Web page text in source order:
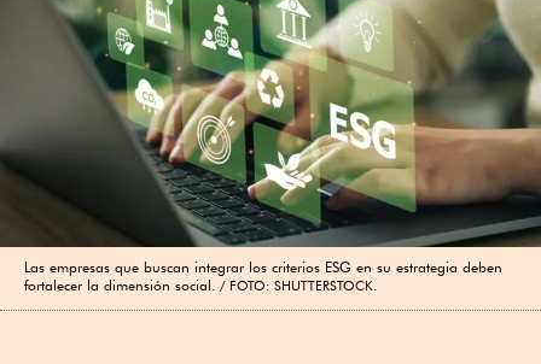
Las empresas que buscan integrar los criterios ESG en su estrategia deben
fortalecer la dimensión social.
FOTO: SHUTTERSTOCK.